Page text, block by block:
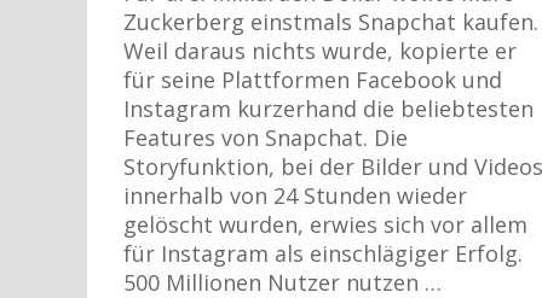
Zuckerberg einstmals Snapchat kaufen.
Weil daraus nichts wurde, kopierte er
für seine Plattformen Facebook und
Instagram kurzerhand die beliebtesten
Features von Snapchat. Die
Storyfunktion, bei der Bilder und Videos
innerhalb von 24 Stunden wieder
gelöscht wurden, erwies sich vor allem
für Instagram als einschlägiger Erfolg.
500 Millionen Nutzer nutzen …